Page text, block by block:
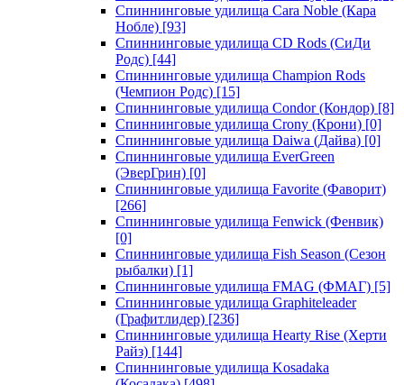
Спиннинговые удилища Cara Noble (Кара
Нобле) [93]
Спиннинговые удилища CD Rods (СиДи
Родс) [44]
Спиннинговые удилища Champion Rods
(Чемпион Родс) [15]
Спиннинговые удилища Condor (Кондор) [8]
Спиннинговые удилища Crony (Крони) [0]
Спиннинговые удилища Daiwa (Дайва) [0]
Спиннинговые удилища EverGreen
(ЭверГрин) [0]
Спиннинговые удилища Favorite (Фаворит)
[266]
Спиннинговые удилища Fenwick (Фенвик)
[0]
Спиннинговые удилища Fish Season (Сезон
рыбалки) [1]
Спиннинговые удилища FMAG (ФМАГ) [5]
Спиннинговые удилища Graphiteleader
(Графитлидер) [236]
Спиннинговые удилища Hearty Rise (Херти
Райз) [144]
Спиннинговые удилища Kosadaka